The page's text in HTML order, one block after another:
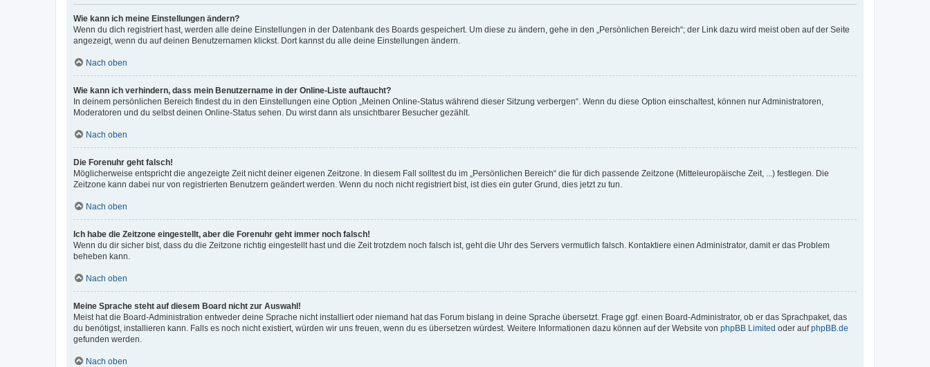
Wie kann ich meine Einstellungen ändern?
Wenn du dich registriert hast, werden alle deine Einstellungen in der Datenbank des Boards gespeichert. Um diese zu ändern, gehe in den „Persönlichen Bereich“; der Link dazu wird meist oben auf der Seite
angezeigt, wenn du auf deinen Benutzernamen klickst. Dort kannst du alle deine Einstellungen ändern.
Nach oben
Wie kann ich verhindern, dass mein Benutzername in der Online-Liste auftaucht?
In deinem persönlichen Bereich findest du in den Einstellungen eine Option „Meinen Online-Status während dieser Sitzung verbergen“. Wenn du diese Option einschaltest, können nur Administratoren,
Moderatoren und du selbst deinen Online-Status sehen. Du wirst dann als unsichtbarer Besucher gezählt.
Nach oben
Die Forenuhr geht falsch!
Möglicherweise entspricht die angezeigte Zeit nicht deiner eigenen Zeitzone. In diesem Fall solltest du im „Persönlichen Bereich“ die für dich passende Zeitzone (Mitteleuropäische Zeit, ...) festlegen. Die
Zeitzone kann dabei nur von registrierten Benutzern geändert werden. Wenn du noch nicht registriert bist, ist dies ein guter Grund, dies jetzt zu tun.
Nach oben
Ich habe die Zeitzone eingestellt, aber die Forenuhr geht immer noch falsch!
Wenn du dir sicher bist, dass du die Zeitzone richtig eingestellt hast und die Zeit trotzdem noch falsch ist, geht die Uhr des Servers vermutlich falsch. Kontaktiere einen Administrator, damit er das Problem
beheben kann.
Nach oben
Meine Sprache steht auf diesem Board nicht zur Auswahl!
Meist hat die Board-Administration entweder deine Sprache nicht installiert oder niemand hat das Forum bislang in deine Sprache übersetzt. Frage ggf. einen Board-Administrator, ob er das Sprachpaket, das
du benötigst, installieren kann. Falls es noch nicht existiert, würden wir uns freuen, wenn du es übersetzen würdest. Weitere Informationen dazu können auf der Website von phpBB Limited oder aufphpBB.de
gefunden werden.
Nach oben